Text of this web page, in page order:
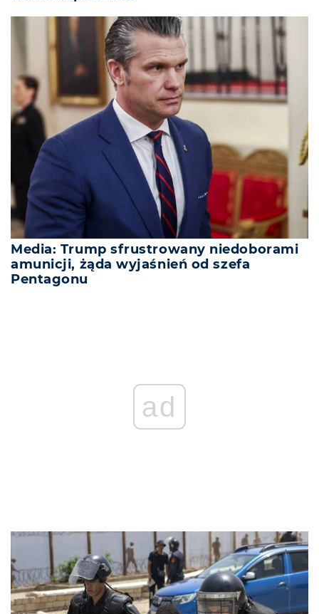
Media: Trump sfrustrowany niedoborami
amunicji, żąda wyjaśnień od szefa
Pentagonu
ad